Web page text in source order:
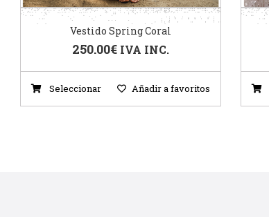
Vestido Spring Coral
250.00€ IVA INC.
Seleccionar Añadir a favoritos